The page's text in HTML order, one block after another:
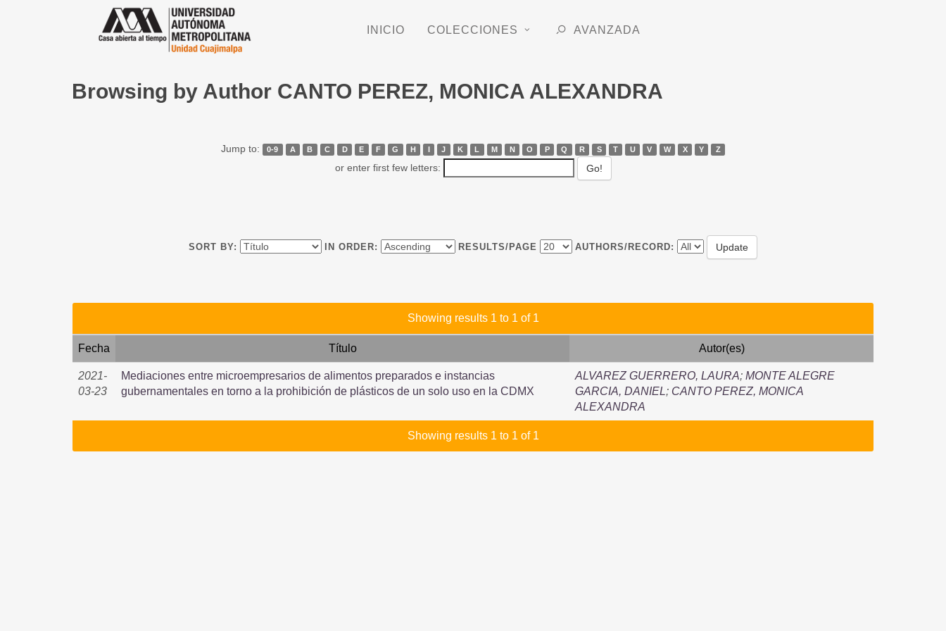
INICIO COLECCIONES AVANZADA
Browsing by Author CANTO PEREZ, MONICA ALEXANDRA
Jump to: 0-9 A B C D E F G H I J K L M N O P Q R S T U V W X Y Z
or enter first few letters:
SORT BY: IN ORDER: RESULTS/PAGE AUTHORS/RECORD:
Showing results 1 to 1 of 1
Fecha Título Autor(es)
2021-
03-23
Mediaciones entre microempresarios de alimentos preparados e instancias
gubernamentales en torno a la prohibición de plásticos de un solo uso en la CDMX
ALVAREZ GUERRERO, LAURA; MONTE ALEGRE
GARCIA, DANIEL; CANTO PEREZ, MONICA
ALEXANDRA
Showing results 1 to 1 of 1